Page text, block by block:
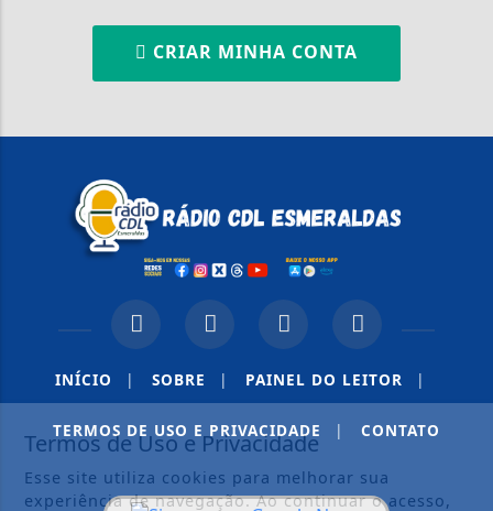
CRIAR MINHA CONTA
INÍCIO | SOBRE | PAINEL DO LEITOR |
TERMOS DE USO E PRIVACIDADE | CONTATO
Termos de Uso e Privacidade
Esse site utiliza cookies para melhorar sua
experiência de navegação. Ao continuar o acesso,